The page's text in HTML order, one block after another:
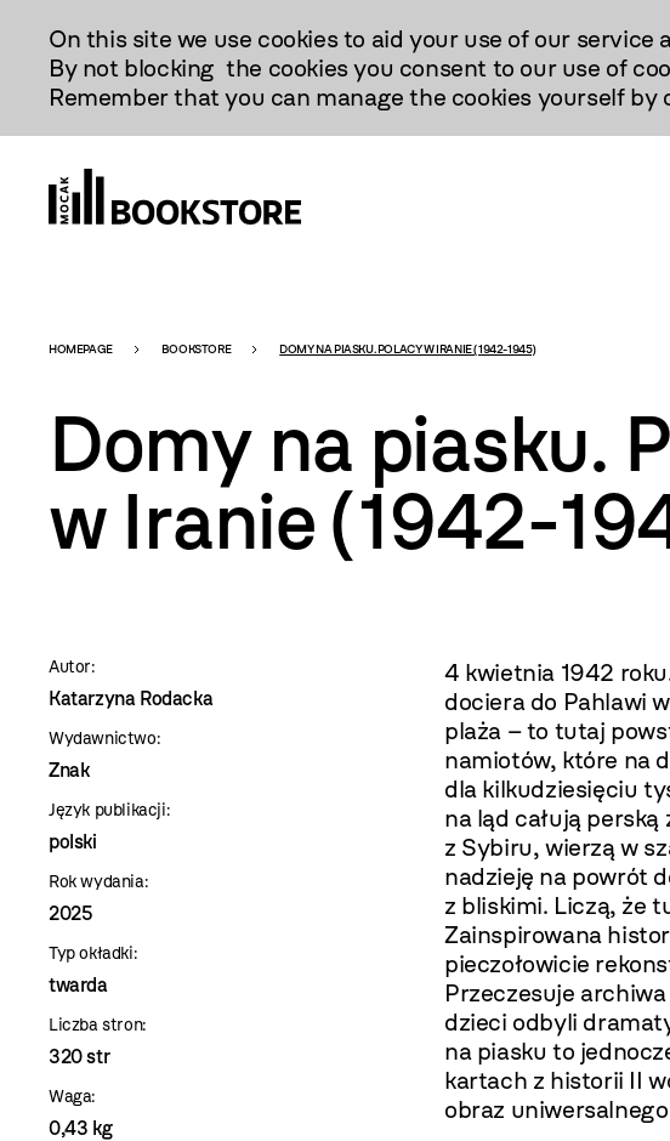
Treści
On this site we use cookies to aid your use of our
By not blocking the cookies you consent to our use of
Remember that you can manage the cookies yourself
Bookstore
-
szablon
szczegóły
HOMEPAGE BOOKSTORE DOMY NA PIASKU. POLACY W IRANIE (1942-1945)
Domy na piasku.
w Iranie (1942-
Autor:
Katarzyna Rodacka
Wydawnictwo:
Znak
Język publikacji:
polski
Rok wydania:
2025
Typ okładki:
twarda
Liczba stron:
320 str
Waga:
0,43 kg
4 kwietnia 1942
dociera do Pahlawi
plaża – to tutaj
namiotów, które na
dla kilkudziesięciu
na ląd całują
z Sybiru, wierzą w
nadzieję na powrót
z bliskimi. Liczą, że
Zainspirowana
pieczołowicie
Przeczesuje
dzieci odbyli
na piasku to
kartach z historii II
obraz